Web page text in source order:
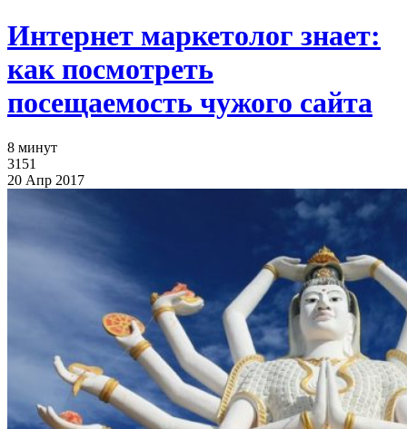
Интернет маркетолог знает:
как посмотреть
посещаемость чужого сайта
8 минут
3151
20 Апр 2017